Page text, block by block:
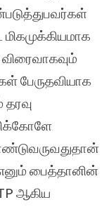
பேருதவியாக
பைத்தானின்
ஆகிய